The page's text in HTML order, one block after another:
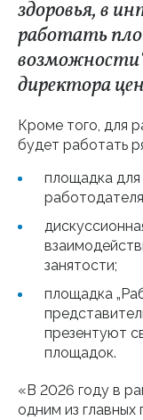
здоровья, в
работать
директора
Кроме того, для
будет работать
площадка
занятости;
площадка
презентуют
площадок.
«В 2026 году в
одним из